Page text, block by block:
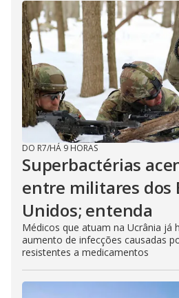
DO R7/HÁ 9 HORAS
Superbactérias
entre militares dos
Unidos; entenda
Médicos que atuam na Ucrânia já
aumento de infecções causadas
resistentes a medicamentos